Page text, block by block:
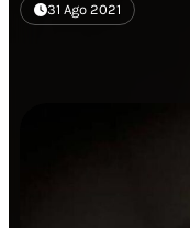
31 Ago 2021